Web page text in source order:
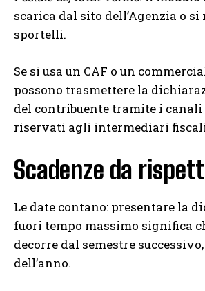
scarica dal sito dell’Agenzia o
sportelli.
Se si usa un CAF o un
possono trasmettere la
del contribuente tramite i
riservati agli intermediari
Scadenze da
Le date contano: presentare la
fuori tempo massimo significa
decorre dal semestre
dell’anno.